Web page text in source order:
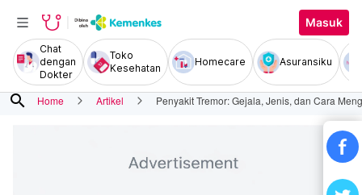
Masuk
Chat
dengan
Dokter
Toko
Kesehatan
Homecare Asuransiku
search Home Artikel Penyakit Tremor: Gejala, Jenis, dan Cara